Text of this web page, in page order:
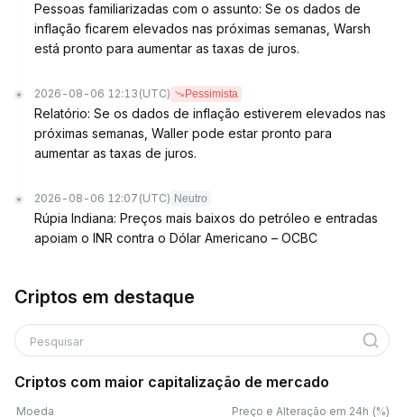
Pessoas familiarizadas com o assunto: Se os dados de
inflação ficarem elevados nas próximas semanas, Warsh
está pronto para aumentar as taxas de juros.
2026-08-06 12:13 (UTC) Pessimista
Relatório: Se os dados de inflação estiverem elevados nas
próximas semanas, Waller pode estar pronto para
aumentar as taxas de juros.
2026-08-06 12:07 (UTC) Neutro
Rúpia Indiana: Preços mais baixos do petróleo e entradas
apoiam o INR contra o Dólar Americano – OCBC
Criptos em destaque
Pesquisar
Criptos com maior capitalização de mercado
Moeda Preço e Alteração em 24h (%)